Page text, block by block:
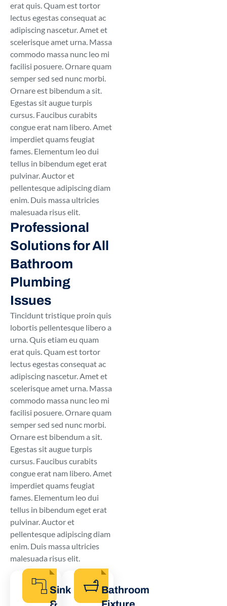
erat quis. Quam est tortor
lectus egestas consequat ac
adipiscing nascetur. Amet et
scelerisque amet urna. Massa
commodo massa nunc leo mi
facilisi posuere. Ornare quam
semper sed sed nunc morbi.
Ornare est bibendum a sit.
Egestas sit augue turpis
cursus. Faucibus curabits
congue erat nam libero. Amet
imperdiet quams feugiat
fames. Elementum leo dui
tellus in bibendum eget erat
pulvinar. Auctor et
pellentesque adipiscing diam
enim. Duis massa ultricies
malesuada risus elit.
Professional
Solutions for All
Bathroom
Plumbing
Issues
Tincidunt tristique proin quis
lobortis pellentesque libero a
urna. Quis etiam eu quam
erat quis. Quam est tortor
lectus egestas consequat ac
adipiscing nascetur. Amet et
scelerisque amet urna. Massa
commodo massa nunc leo mi
facilisi posuere. Ornare quam
semper sed sed nunc morbi.
Ornare est bibendum a sit.
Egestas sit augue turpis
cursus. Faucibus curabits
congue erat nam libero. Amet
imperdiet quams feugiat
fames. Elementum leo dui
tellus in bibendum eget erat
pulvinar. Auctor et
pellentesque adipiscing diam
enim. Duis massa ultricies
malesuada risus elit.
Sink
Bathroom